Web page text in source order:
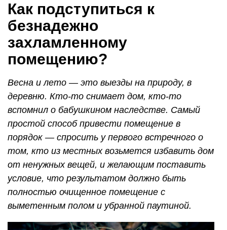
Как подступиться к
безнадежно
захламленному
помещению?
Весна и лето — это выезды на природу, в
деревню. Кто-то снимает дом, кто-то
вспомнил о бабушкином наследстве. Самый
простой способ привести помещение в
порядок — спросить у первого встречного о
том, кто из местных возьмется избавить дом
от ненужных вещей, и желающим поставить
условие, что результатом должно быть
полностью очищенное помещение с
выметенным полом и убранной паутиной.